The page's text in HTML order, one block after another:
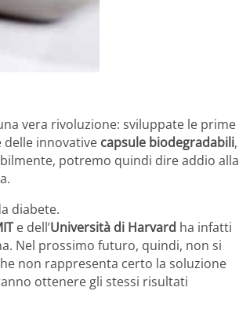
vera rivoluzione: sviluppate le prime
delle innovative capsule biodegradabili,
potremo quindi dire addio alla
diabete.
e dell’Università di Harvard ha infatti
Nel prossimo futuro, quindi, non si
non rappresenta certo la soluzione
ottenere gli stessi risultati